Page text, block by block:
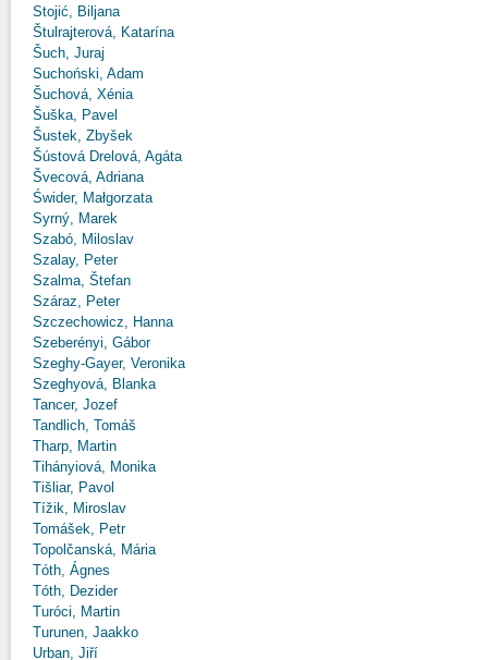
Stojić, Biljana
Štulrajterová, Katarína
Šuch, Juraj
Suchoński, Adam
Šuchová, Xénia
Šuška, Pavel
Šustek, Zbyšek
Šústová Drelová, Agáta
Švecová, Adriana
Świder, Małgorzata
Syrný, Marek
Szabó, Miloslav
Szalay, Peter
Szalma, Štefan
Száraz, Peter
Szczechowicz, Hanna
Szeberényi, Gábor
Szeghy-Gayer, Veronika
Szeghyová, Blanka
Tancer, Jozef
Tandlich, Tomáš
Tharp, Martin
Tihányiová, Monika
Tišliar, Pavol
Tížik, Miroslav
Tomášek, Petr
Topolčanská, Mária
Tóth, Ágnes
Tóth, Dezider
Turóci, Martin
Turunen, Jaakko
Urban, Jiří